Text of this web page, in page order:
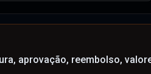
aprovação, reembolso,